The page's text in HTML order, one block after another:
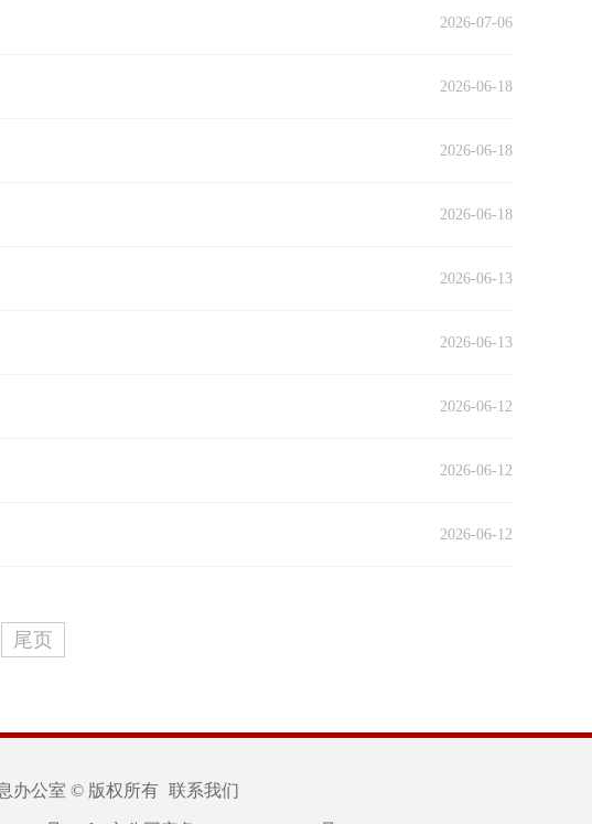
2026-07-06
2026-06-18
2026-06-18
2026-06-18
2026-06-13
2026-06-13
2026-06-12
2026-06-12
2026-06-12
尾页
办公室 © 版权所有 联系我们